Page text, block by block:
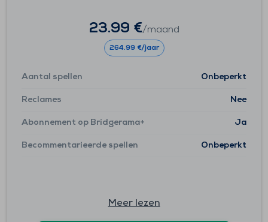
23.99 €/maand
264.99 €/jaar
Aantal spellen Onbeperkt
Reclames Nee
Abonnement op Bridgerama+ Ja
Becommentarieerde spellen Onbeperkt
Meer lezen